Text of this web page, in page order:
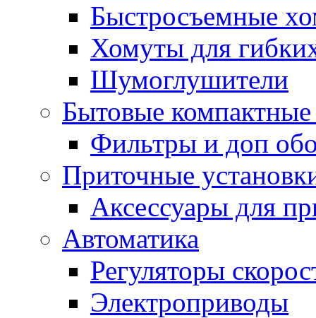
Быстросъемные
Хомуты для
Шумоглушители
Бытовые
Фильтры и доп
Приточные
Аксессуары для
Автоматика
Регуляторы
Электроприводы